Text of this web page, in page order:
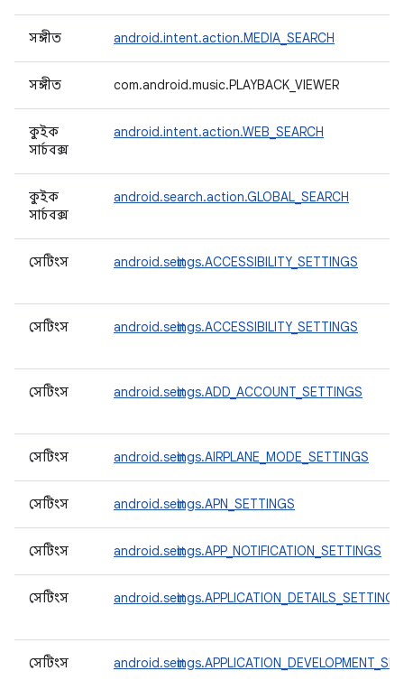
সঙ্গীত android.intent.action.MEDIA_SEARCH
সঙ্গীত com.android.music.PLAYBACK_VIEWER
কুইক
সার্চবক্স
android.intent.action.WEB_SEARCH
কুইক
সার্চবক্স
android.search.action.GLOBAL_SEARCH
সেটিংস android.settings.ACCESSIBILITY_SETTINGS
সেটিংস android.settings.ACCESSIBILITY_SETTINGS
সেটিংস android.settings.ADD_ACCOUNT_SETTINGS
সেটিংস android.settings.AIRPLANE_MODE_SETTINGS
সেটিংস android.settings.APN_SETTINGS
সেটিংস android.settings.APP_NOTIFICATION_SETTINGS
সেটিংস android.settings.APPLICATION_DETAILS_SETTINGS
সেটিংস